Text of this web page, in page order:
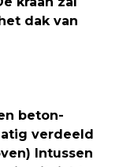
dak van
beton-
verdeeld
Intussen